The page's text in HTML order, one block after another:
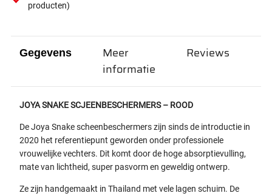
producten)
Gegevens
JOYA SNAKE SCJEENBESCHERMERS – ROOD
De Joya Snake scheenbeschermers zijn sinds de introductie in
2020 het referentiepunt geworden onder professionele
vrouwelijke vechters. Dit komt door de hoge absorptievulling,
mate van lichtheid, super pasvorm en geweldig ontwerp.
Ze zijn handgemaakt in Thailand met vele lagen schuim. De
Meer
informatie
Reviews